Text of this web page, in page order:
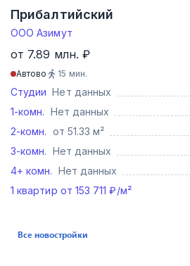
Прибалтийский
ООО Азимут
от 7.89 млн. ₽
Автово 15 мин.
Студии Нет данных
1-комн. Нет данных
2-комн. от 51.33 м²
3-комн. Нет данных
4+ комн. Нет данных
1 квартир от 153 711 ₽/м²
Все новостройки